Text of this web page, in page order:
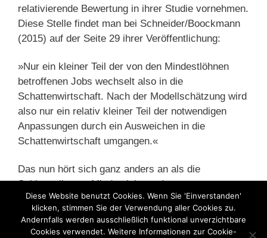
relativierende Bewertung in ihrer Studie vornehmen.
Diese Stelle findet man bei Schneider/Boockmann
(2015) auf der Seite 29 ihrer Veröffentlichung:
»Nur ein kleiner Teil der von den Mindestlöhnen
betroffenen Jobs wechselt also in die
Schattenwirtschaft. Nach der Modellschätzung wird
also nur ein relativ kleiner Teil der notwendigen
Anpassungen durch ein Ausweichen in die
Schattenwirtschaft umgangen.«
Das nun hört sich ganz anders an als die
Schlagzeilen zu Mindestlohn und
Schattenwirtschaft, die allerdings bei vielen hängen
bleiben werden.
Diese Website benutzt Cookies. Wenn Sie 'Einverstanden'
klicken, stimmen Sie der Verwendung aller Cookies zu.
Andernfalls werden ausschließlich funktional unverzichtbare
Cookies verwendet. Weitere Informationen zur Cookie-